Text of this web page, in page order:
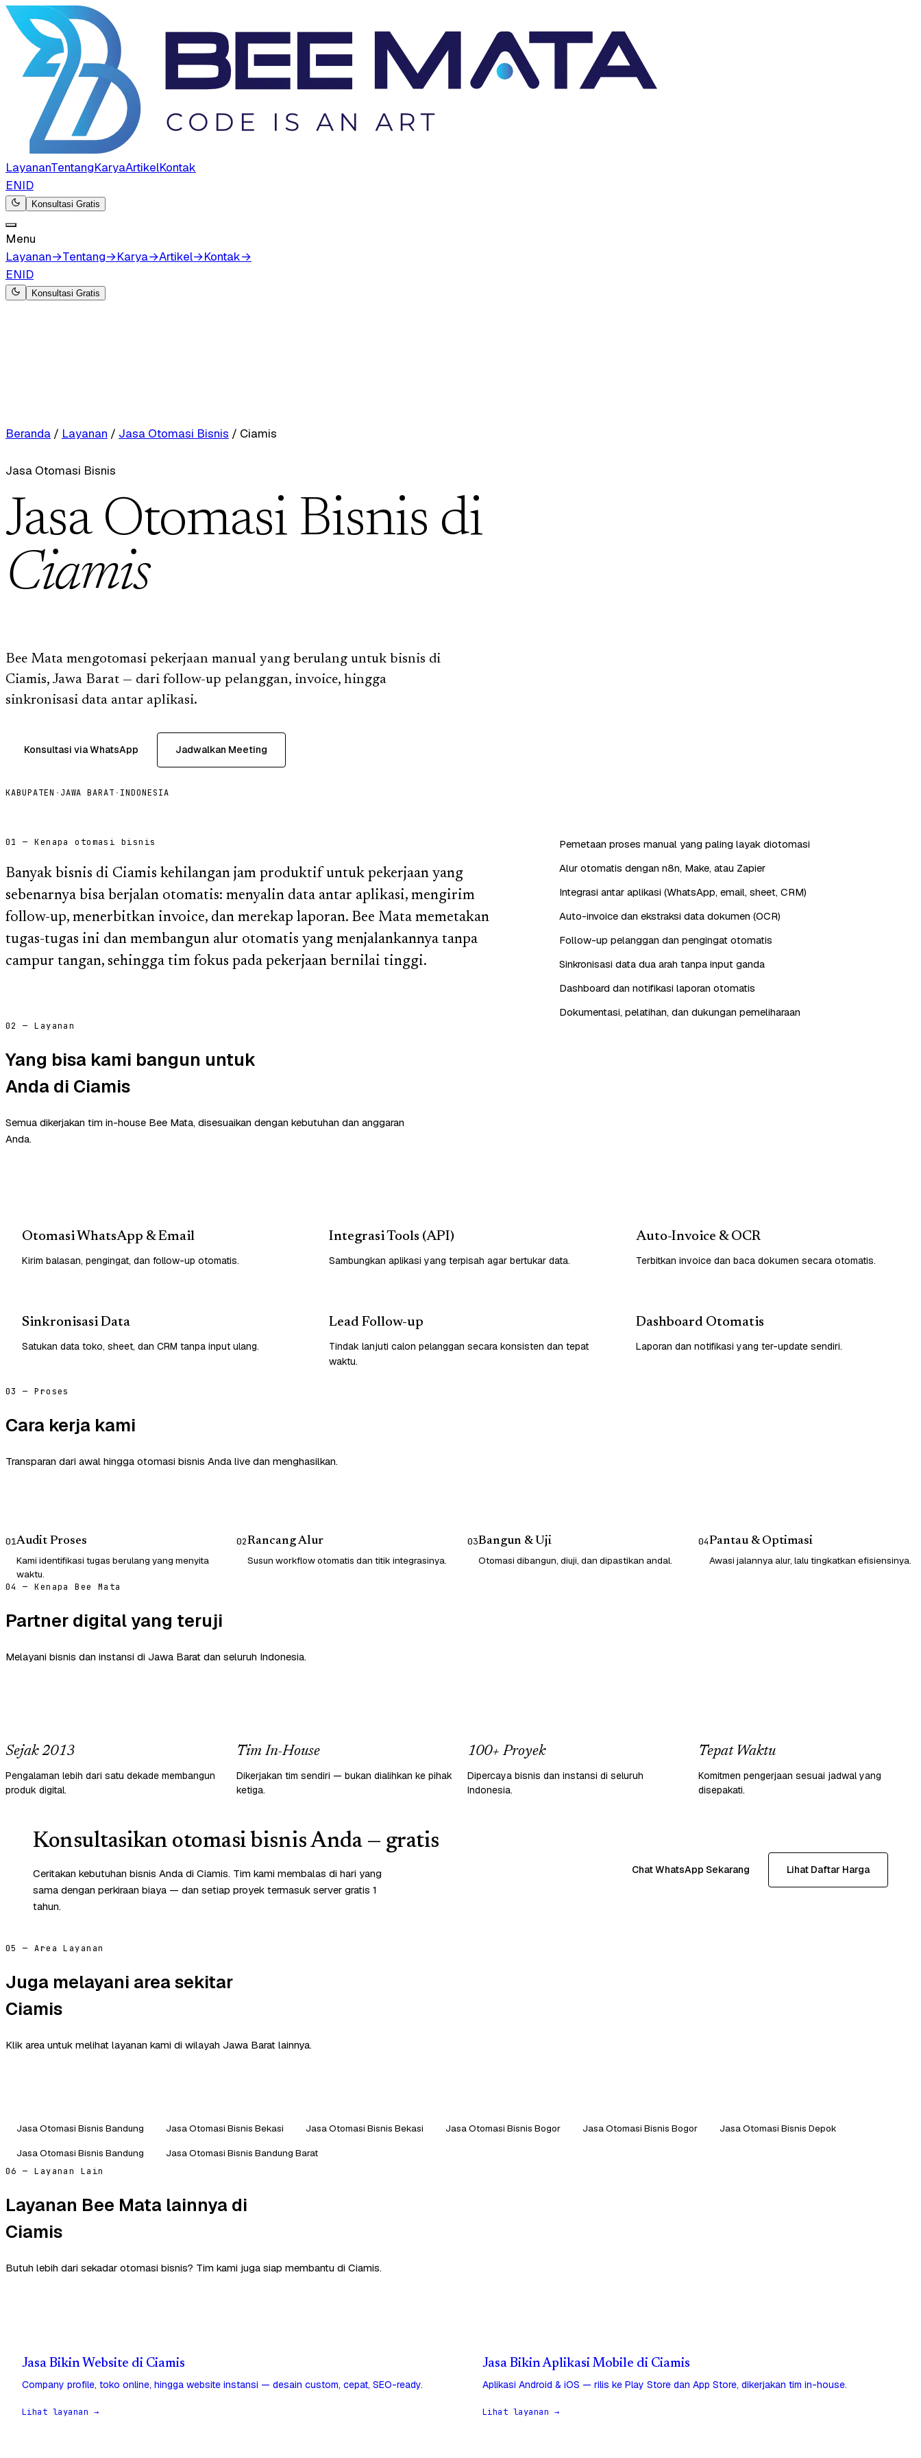
LayananTentangKaryaArtikelKontak
ENID
Konsultasi Gratis
Menu
Layanan→Tentang→Karya→Artikel→Kontak→
ENID
Konsultasi Gratis
Beranda / Layanan / Jasa Otomasi Bisnis / Ciamis
Jasa Otomasi Bisnis
Jasa Otomasi Bisnis di
Ciamis
Bee Mata mengotomasi pekerjaan manual yang berulang untuk bisnis di
Ciamis, Jawa Barat — dari follow-up pelanggan, invoice, hingga
sinkronisasi data antar aplikasi.
Konsultasi via WhatsApp Jadwalkan Meeting
KABUPATEN · JAWA BARAT · INDONESIA
01 — Kenapa otomasi bisnis
Banyak bisnis di Ciamis kehilangan jam produktif untuk pekerjaan yang
sebenarnya bisa berjalan otomatis: menyalin data antar aplikasi, mengirim
follow-up, menerbitkan invoice, dan merekap laporan. Bee Mata memetakan
tugas-tugas ini dan membangun alur otomatis yang menjalankannya tanpa
campur tangan, sehingga tim fokus pada pekerjaan bernilai tinggi.
Pemetaan proses manual yang paling layak diotomasi
Alur otomatis dengan n8n, Make, atau Zapier
Integrasi antar aplikasi (WhatsApp, email, sheet, CRM)
Auto-invoice dan ekstraksi data dokumen (OCR)
Follow-up pelanggan dan pengingat otomatis
Sinkronisasi data dua arah tanpa input ganda
Dashboard dan notifikasi laporan otomatis
Dokumentasi, pelatihan, dan dukungan pemeliharaan
02 — Layanan
Yang bisa kami bangun untuk
Anda di Ciamis
Semua dikerjakan tim in-house Bee Mata, disesuaikan dengan kebutuhan dan anggaran
Anda.
Otomasi WhatsApp & Email
Kirim balasan, pengingat, dan follow-up otomatis.
Integrasi Tools (API)
Sambungkan aplikasi yang terpisah agar bertukar data.
Auto-Invoice & OCR
Terbitkan invoice dan baca dokumen secara otomatis.
Sinkronisasi Data
Satukan data toko, sheet, dan CRM tanpa input ulang.
Lead Follow-up
Tindak lanjuti calon pelanggan secara konsisten dan tepat
waktu.
Dashboard Otomatis
Laporan dan notifikasi yang ter-update sendiri.
03 — Proses
Cara kerja kami
Transparan dari awal hingga otomasi bisnis Anda live dan menghasilkan.
01Audit Proses
Kami identifikasi tugas berulang yang menyita
waktu.
02Rancang Alur
Susun workflow otomatis dan titik integrasinya.
03Bangun & Uji
Otomasi dibangun, diuji, dan dipastikan andal.
04Pantau & Optimasi
Awasi jalannya alur, lalu tingkatkan efisiensinya.
04 — Kenapa Bee Mata
Partner digital yang teruji
Melayani bisnis dan instansi di Jawa Barat dan seluruh Indonesia.
Sejak 2013
Pengalaman lebih dari satu dekade membangun
produk digital.
Tim In-House
Dikerjakan tim sendiri — bukan dialihkan ke pihak
ketiga.
100+ Proyek
Dipercaya bisnis dan instansi di seluruh
Indonesia.
Tepat Waktu
Komitmen pengerjaan sesuai jadwal yang
disepakati.
Konsultasikan otomasi bisnis Anda — gratis
Ceritakan kebutuhan bisnis Anda di Ciamis. Tim kami membalas di hari yang
sama dengan perkiraan biaya — dan setiap proyek termasuk server gratis 1
tahun.
Chat WhatsApp Sekarang Lihat Daftar Harga
05 — Area Layanan
Juga melayani area sekitar
Ciamis
Klik area untuk melihat layanan kami di wilayah Jawa Barat lainnya.
Jasa Otomasi Bisnis Bandung Jasa Otomasi Bisnis Bekasi Jasa Otomasi Bisnis Bekasi Jasa Otomasi Bisnis Bogor Jasa Otomasi Bisnis Bogor
Jasa Otomasi Bisnis Depok
Jasa Otomasi Bisnis Bandung
Jasa Otomasi Bisnis Bandung Barat
06 — Layanan Lain
Layanan Bee Mata lainnya di
Ciamis
Butuh lebih dari sekadar otomasi bisnis? Tim kami juga siap membantu di Ciamis.
Jasa Bikin Website di Ciamis
Company profile, toko online, hingga website instansi — desain custom, cepat, SEO-ready.
Lihat layanan →
Jasa Bikin Aplikasi Mobile di Ciamis
Aplikasi Android & iOS — rilis ke Play Store dan App Store, dikerjakan tim in-house.
Lihat layanan →